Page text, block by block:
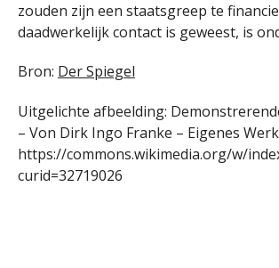
zouden zijn een staatsgreep te
daadwerkelijk contact is geweest, is
Bron: Der Spiegel
Uitgelichte afbeelding:
– Von Dirk Ingo Franke – Eigenes Werk,
https://commons.wikimedia.org/w/
curid=32719026